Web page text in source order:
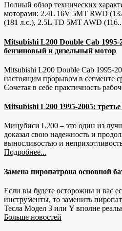
Полный обзор технических
моторами: 2.4L 16V 5MT RWD
(181 л.с.), 2.5L TD 5MT AWD
Mitsubishi L200 Double Cab
бензиновый и дизельный мотор
Mitsubishi L200 Double Cab 1995-
настоящим прорывом в сегменте
Сочетая в себе практичность
Mitsubishi L200 1995-2005:
Мицубиси L200 – это один из
доказал свою надежность и
выносливостью и
Подробнее...
Замена пиропатрона основной
Если вы будете осторожны и вас
инструменты, то заменить
Тесла Модел 3 или Y вполне
Больше новостей